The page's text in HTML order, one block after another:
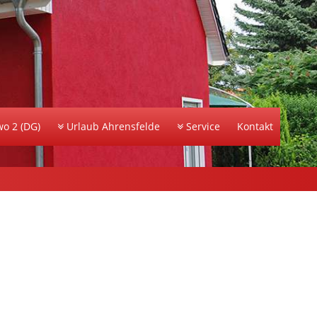
2 (DG) Urlaub Ahrensfelde Service Kontakt